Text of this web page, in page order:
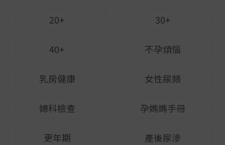
20+ 30+
40+ 不孕煩惱
乳房健康 女性尿頻
婦科檢查 孕媽媽手冊
更年期 產後尿滲